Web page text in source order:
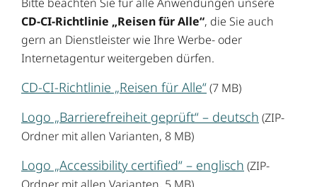
CD-CI-Richtlinie „Reisen für Alle“, die Sie auch
gern an Dienstleister wie Ihre Werbe- oder
Internetagentur weitergeben dürfen.
CD-CI-Richtlinie „Reisen für Alle“(7 MB)
Logo „Barrierefreiheit geprüft“ – deutsch (ZIP-
Ordner mit allen Varianten, 8 MB)
Logo „Accessibility certified“ – englisch (ZIP-
Ordner mit allen Varianten, 5 MB)